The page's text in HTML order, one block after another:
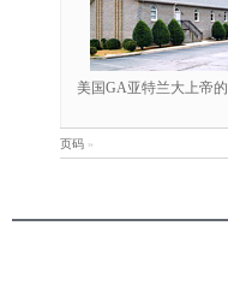
美国GA亚特兰大上帝
页码 »